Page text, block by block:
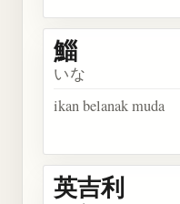
鯔
いな
ikan belanak muda
英吉利